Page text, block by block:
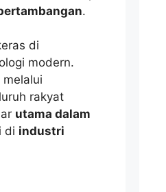
.
di
modern.
rakyat
utama dalam
di industri